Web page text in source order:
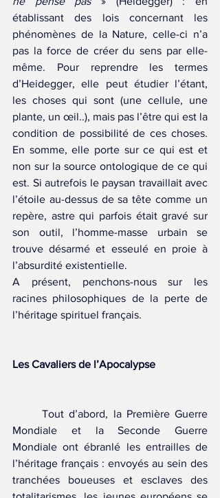
établissant des lois concernant les
phénomènes de la Nature, celle-ci n’a
pas la force de créer du sens par elle-
même. Pour reprendre les termes
d’Heidegger, elle peut étudier l’étant,
les choses qui sont (une cellule, une
plante, un œil..), mais pas l’être qui est la
condition de possibilité de ces choses.
En somme, elle porte sur ce qui est et
non sur la source ontologique de ce qui
est. Si autrefois le paysan travaillait avec
l’étoile au-dessus de sa tête comme un
repère, astre qui parfois était gravé sur
son outil, l’homme-masse urbain se
trouve désarmé et esseulé en proie à
l’absurdité existentielle.
A présent, penchons-nous sur les
racines philosophiques de la perte de
l’héritage spirituel français.
Les Cavaliers de l’Apocalypse
	Tout d’abord, la Première Guerre
Mondiale et la Seconde Guerre
Mondiale ont ébranlé les entrailles de
l’héritage français : envoyés au sein des
tranchées boueuses et esclaves des